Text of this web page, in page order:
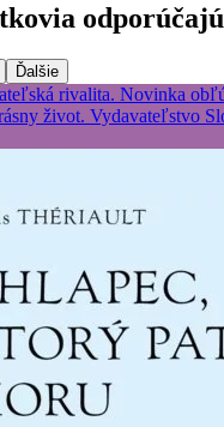
odporúčajú
Ďalšie